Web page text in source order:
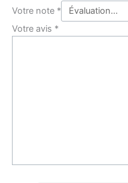
Votre note *
Votre avis *